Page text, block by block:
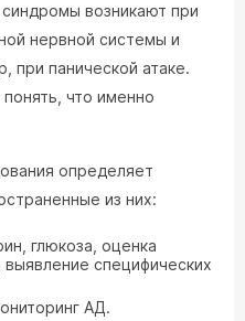
возникают при
нервной системы и
при панической атаке.
что именно
определяет
из них:
глюкоза, оценка
специфических
АД.